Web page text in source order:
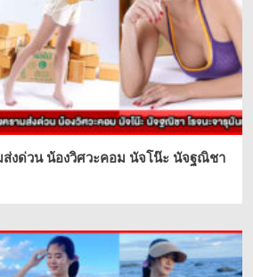
ส่งด่วน น้องวิศวะคอม นัจโน๊ะ นัจฐณิชา